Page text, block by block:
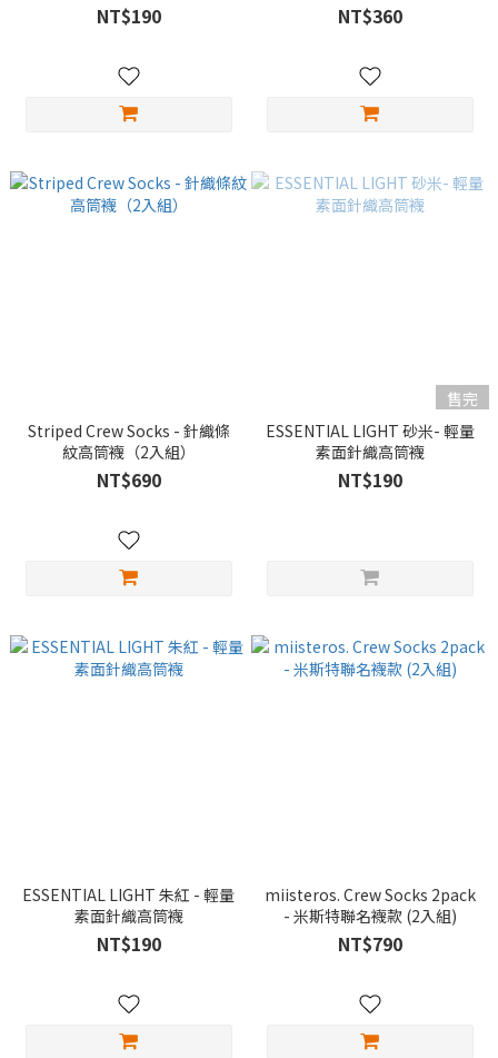
NT$190 NT$360
Striped Crew Socks - 針織條
紋高筒襪（2入組）
NT$690
售完
ESSENTIAL LIGHT 砂米- 輕量
素面針織高筒襪
NT$190
ESSENTIAL LIGHT 朱紅 - 輕量
素面針織高筒襪
NT$190
miisteros. Crew Socks 2pack
- 米斯特聯名襪款 (2入組)
NT$790